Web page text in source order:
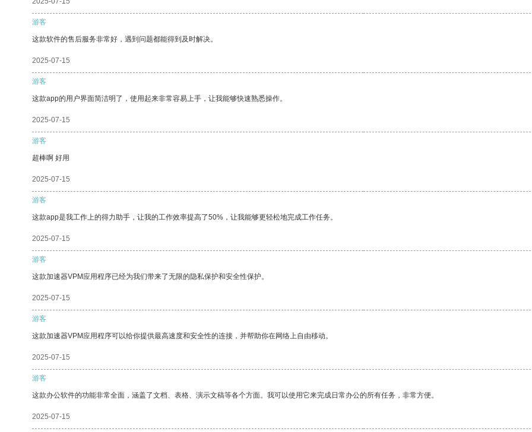
游客
这款软件的售后服务非常好，遇到问题都能得到及时解决。
2025-07-15
游客
这款app的用户界面简洁明了，使用起来非常容易上手，让我能够快速熟悉操作。
2025-07-15
游客
超棒啊 好用
2025-07-15
游客
这款app是我工作上的得力助手，让我的工作效率提高了50%，让我能够更轻松地完成工作任务。
2025-07-15
游客
这款加速器VPM应用程序已经为我们带来了无限的隐私保护和安全性保护。
2025-07-15
游客
这款加速器VPM应用程序可以给你提供最高速度和安全性的连接，并帮助你在网络上自由移动。
2025-07-15
游客
这款办公软件的功能非常全面，涵盖了文档、表格、演示文稿等各个方面。我可以使用它来完成日常办公的所有任务，非常方便。
2025-07-15